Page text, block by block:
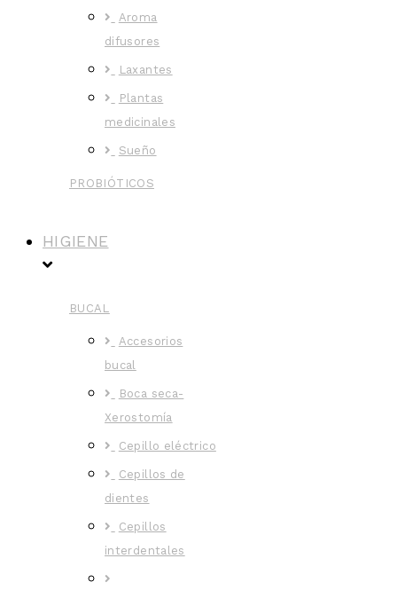
Aroma
difusores
Laxantes
Plantas
medicinales
Sueño
PROBIÓTICOS
HIGIENE
BUCAL
Accesorios
bucal
Boca seca-
Xerostomía
Cepillo eléctrico
Cepillos de
dientes
Cepillos
interdentales